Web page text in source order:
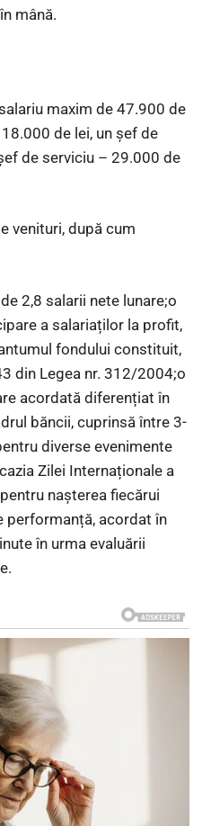
mână.
maxim de 47.900 de
de lei, un șef de
de serviciu – 29.000 de
venituri, după cum
2,8 salarii nete lunare;o
a salariaților la profit,
fondului constituit,
din Legea nr. 312/2004;o
acordată diferențiat în
băncii, cuprinsă între 3-
diverse evenimente
Zilei Internaționale a
nașterea fiecărui
performanță, acordat în
în urma evaluării